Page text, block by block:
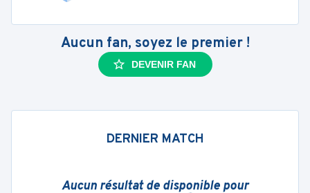
Aucun fan, soyez le premier !
DEVENIR FAN
DERNIER MATCH
Aucun résultat de disponible pour